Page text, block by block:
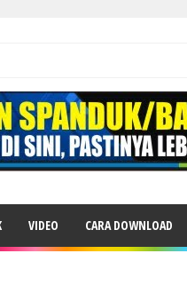
VIDEO CARA DOWNLOAD